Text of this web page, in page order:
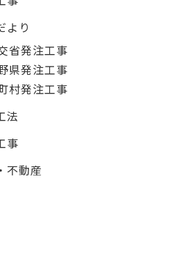
より
省発注工事
県発注工事
村発注工事
法
事
不動産